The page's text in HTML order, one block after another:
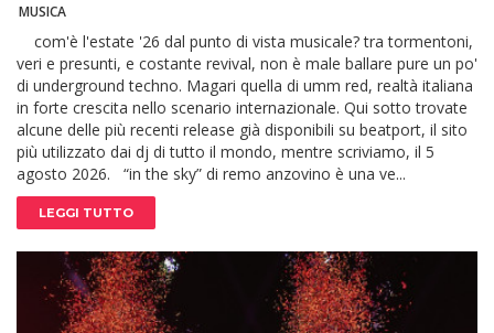
MUSICA
com'è l'estate '26 dal punto di vista musicale? tra tormentoni,
veri e presunti, e costante revival, non è male ballare pure un po'
di underground techno. Magari quella di umm red, realtà italiana
in forte crescita nello scenario internazionale. Qui sotto trovate
alcune delle più recenti release già disponibili su beatport, il sito
più utilizzato dai dj di tutto il mondo, mentre scriviamo, il 5
agosto 2026. “in the sky” di remo anzovino è una ve...
LEGGI TUTTO